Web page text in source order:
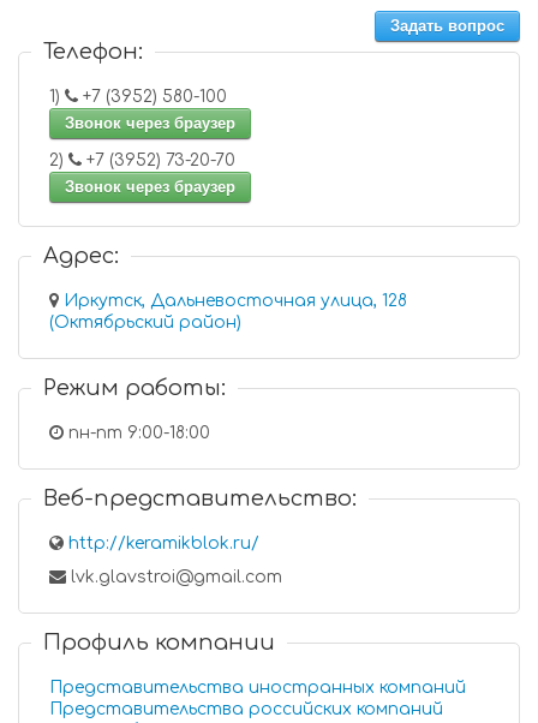
Задать вопрос
Телефон:
1)
+7 (3952) 580-100
Звонок через браузер
2)
+7 (3952) 73-20-70
Звонок через браузер
Адрес:
Иркутск, Дальневосточная улица, 128
(Октябрьский район)
Режим работы:
пн-пт 9:00-18:00
Веб-представительство:
http://keramikblok.ru/
lvk.glavstroi@gmail.com
Профиль компании
Представительства иностранных компаний
Представительства российских компаний